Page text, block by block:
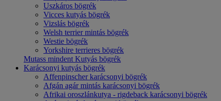
Uszkáros bögrék
Vicces kutyás bögrék
Vizslás bögrék
Welsh terrier mintás bögrék
Westie bögrék
Yorkshire terrieres bögrék
Mutass mindent Kutyás bögrék
Karácsonyi kutyás bögrék
Affenpinscher karácsonyi bögrék
Afgán agár mintás karácsonyi bögrék
Afrikai oroszlánkutya - rigdeback karácsonyi bögrék